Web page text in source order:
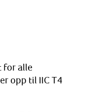
for alle
opp til IIC T4